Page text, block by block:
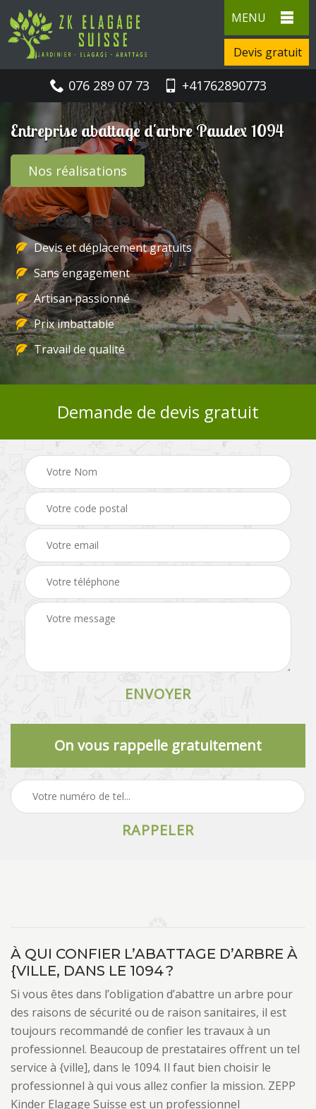
MENU
Devis gratuit
076 289 07 73 +41762890773
Entreprise abattage d'arbre Paudex 1094
Nos réalisations
Nos engagements
Devis et déplacement gratuits
Sans engagement
Artisan passionné
Prix imbattable
Travail de qualité
Demande de devis gratuit
On vous rappelle gratuitement
À QUI CONFIER L’ABATTAGE D’ARBRE À
{VILLE, DANS LE 1094 ?
Si vous êtes dans l’obligation d’abattre un arbre pour
des raisons de sécurité ou de raison sanitaires, il est
toujours recommandé de confier les travaux à un
professionnel. Beaucoup de prestataires offrent un tel
service à {ville], dans le 1094. Il faut bien choisir le
professionnel à qui vous allez confier la mission. ZEPP
Kinder Elagage Suisse est un professionnel